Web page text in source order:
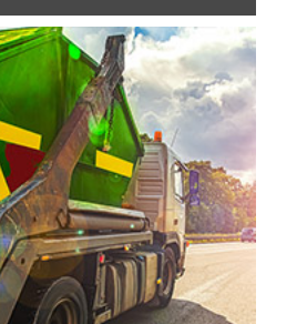
по
и вторсырья играет
в рациональном
Современные
экологические
эффективной
отходов,
экономики и
на окружающую